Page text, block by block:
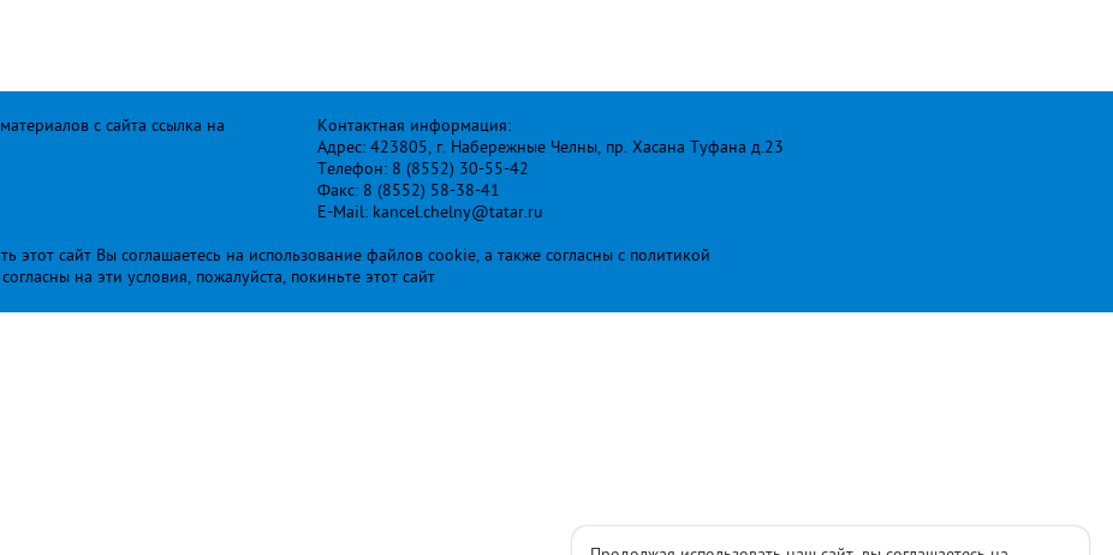
с сайта ссылка на
Контактная информация:
Адрес: 423805, г. Набережные Челны, пр. Хасана Туфана д.23
Телефон: 8 (8552) 30-55-42
Факс: 8 (8552) 58-38-41
E-Mail: kancel.chelny@tatar.ru
этот сайт Вы соглашаетесь на использование файлов cookie, а также согласны с политикой
на эти условия, пожалуйста, покиньте этот сайт